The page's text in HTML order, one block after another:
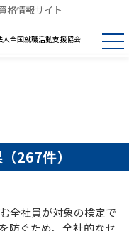
格情報サイト
人全国就職活動支援協会
267件）
全社員が対象の検定で
防ぐため、全社的なセ